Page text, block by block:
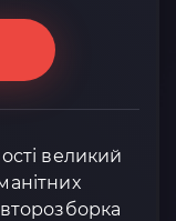
великий